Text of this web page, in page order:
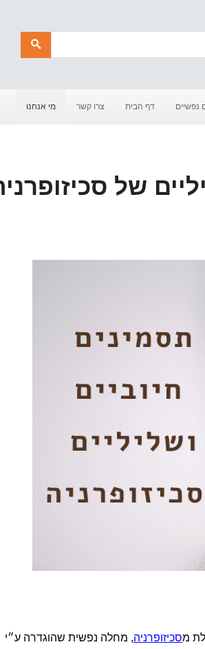
חיפוש
נפשיים דף הבית צרו קשר מי אנחנו
של
מסכיזופרניה, מחלה נפשית שהוגדרה ע״י